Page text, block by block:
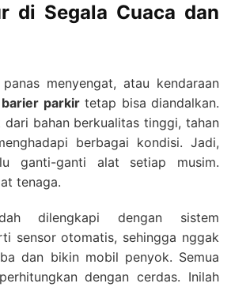
di Segala Cuaca dan
menyengat, atau kendaraan
barier parkirtetap bisa diandalkan.
dari bahan berkualitas tinggi, tahan
berbagai kondisi. Jadi,
ganti-ganti alat setiap musim.
tenaga.
dilengkapi dengan sistem
sensor otomatis, sehingga nggak
dan bikin mobil penyok. Semua
dengan cerdas. Inilah